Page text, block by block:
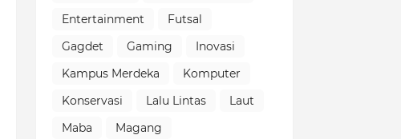
Entertainment
Futsal
Gagdet
Gaming
Inovasi
Kampus Merdeka
Komputer
Konservasi
Lalu Lintas
Laut
Maba
Magang